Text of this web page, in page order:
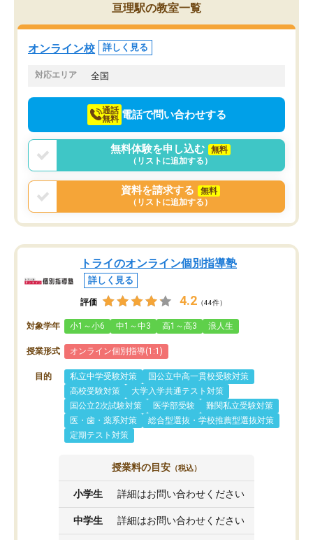
PR等の添削において）。そして、なに
より自習室が解放されている点がよか
ったです。友達と好きな時間に自習
し、お互いを高めあえる環境がありま
けてらっしゃいますので
亘理駅の教室一覧
オンライン校 詳しく見る
対応エリア 全国
通話
無料 電話で問い合わせする
無料体験を申し込む
無料
（リストに追加する）
資料を請求する
無料
（リストに追加する）
トライのオンライン個別指導塾
詳しく見る
評価 4.2 （44件）
対象学年 小1～小6 中1～中3 高1～高3 浪人生
授業形式 オンライン個別指導(1:1)
目的 私立中学受験対策
国公立中高一貫校受験対策
高校受験対策
大学入学共通テスト対策
国公立2次試験対策
医学部受験
難関私立受験対策
医・歯・薬系対策
総合型選抜・学校推薦型選抜対策
定期テスト対策
授業料の目安 （税込）
小学生 詳細はお問い合わせください
中学生 詳細はお問い合わせください